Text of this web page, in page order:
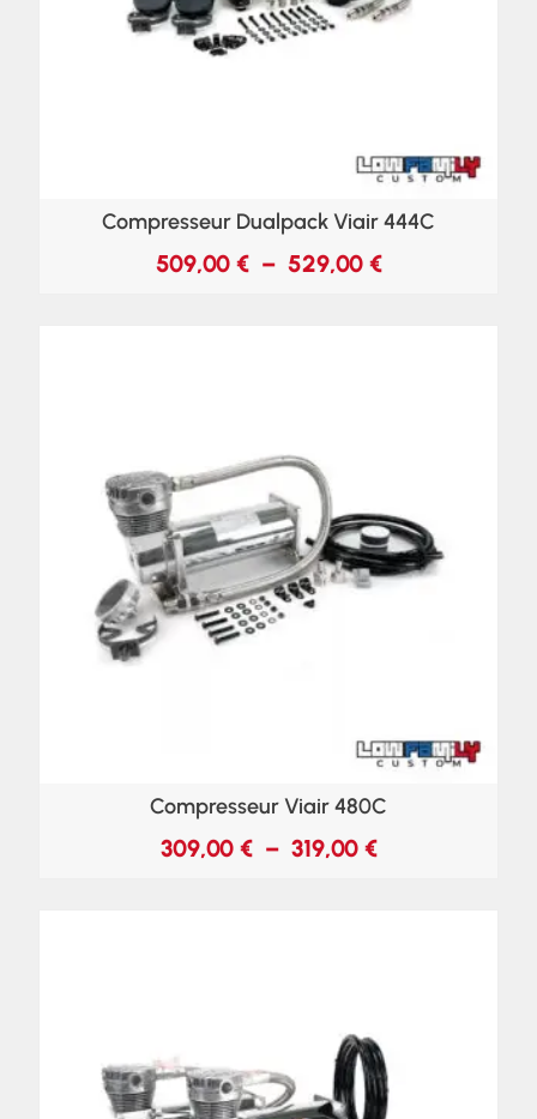
Compresseur Dualpack Viair 444C
509,00 € – 529,00 €
Compresseur Viair 480C
309,00 € – 319,00 €